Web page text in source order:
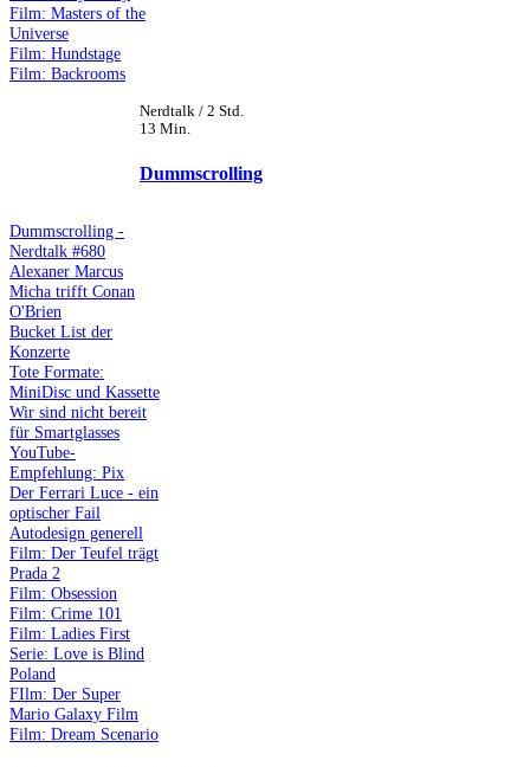
Film: Masters of the
Universe
Film: Hundstage
Film: Backrooms
Nerdtalk / 2 Std.
13 Min.
Dummscrolling
Dummscrolling -
Nerdtalk #680
Alexaner Marcus
Micha trifft Conan
O'Brien
Bucket List der
Konzerte
Tote Formate:
MiniDisc und Kassette
Wir sind nicht bereit
für Smartglasses
YouTube-
Empfehlung: Pix
Der Ferrari Luce - ein
optischer Fail
Autodesign generell
Film: Der Teufel trägt
Prada 2
Film: Obsession
Film: Crime 101
Film: Ladies First
Serie: Love is Blind
Poland
FIlm: Der Super
Mario Galaxy Film
Film: Dream Scenario